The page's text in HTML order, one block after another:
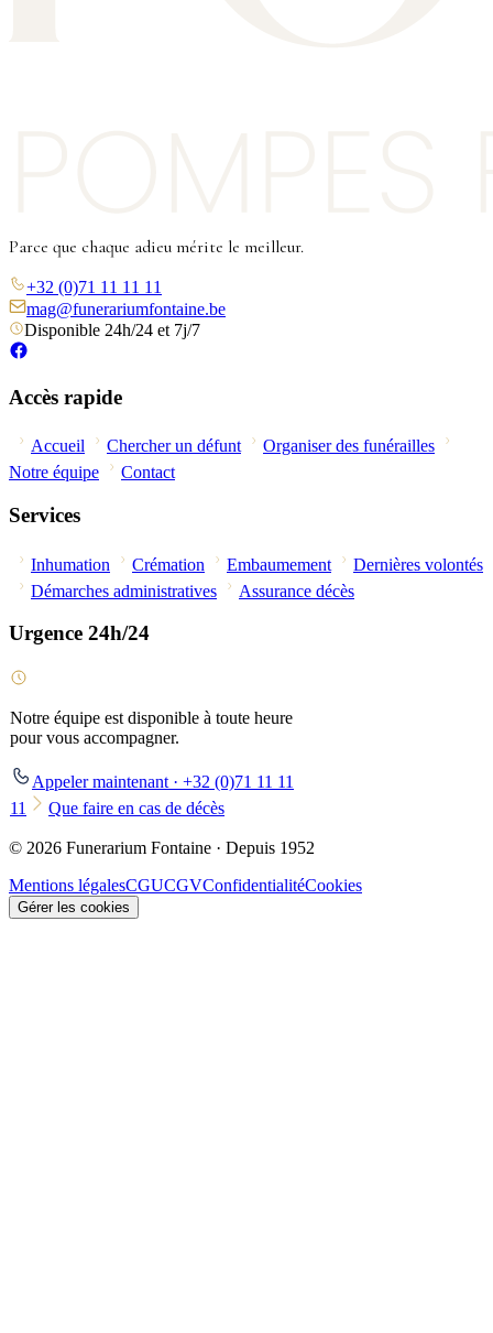
Parce que chaque adieu mérite le meilleur.
+32 (0)71 11 11 11
mag@funerariumfontaine.be
Disponible 24h/24 et 7j/7
Accès rapide
Accueil Chercher un défunt
Organiser des funérailles
Notre équipe
Contact
Services
Inhumation Crémation Embaumement
Dernières volontés
Démarches administratives
Assurance décès
Urgence 24h/24
Notre équipe est disponible à toute heure
pour vous accompagner.
Appeler maintenant · +32 (0)71 11 11
11
Que faire en cas de décès
© 2026 Funerarium Fontaine · Depuis 1952
Mentions légalesCGUCGVConfidentialitéCookies
Gérer les cookies